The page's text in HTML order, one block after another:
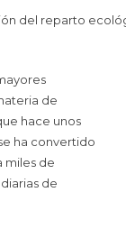
del reparto
de
hace unos
ha convertido
miles de
de